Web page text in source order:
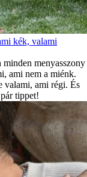
kék, valami
menyasszony
ami nem a miénk.
valami, ami régi. És
tippet!